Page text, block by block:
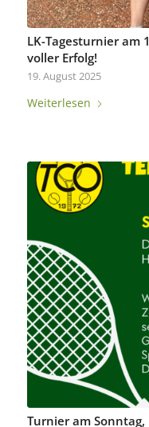
LK-Tagesturnier am
voller Erfolg!
19. August 2025
Weiterlesen
Turnier am Sonntag,